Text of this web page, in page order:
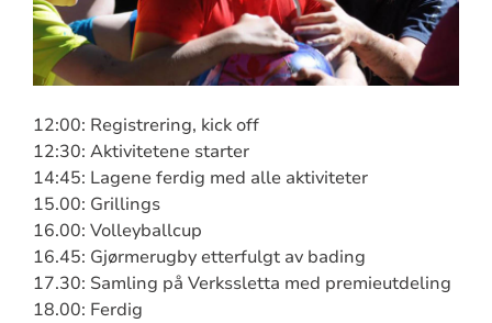
12:00: Registrering, kick off
12:30: Aktivitetene starter
14:45: Lagene ferdig med alle aktiviteter
15.00: Grillings
16.00: Volleyballcup
16.45: Gjørmerugby etterfulgt av bading
17.30: Samling på Verkssletta med premieutdeling
18.00: Ferdig